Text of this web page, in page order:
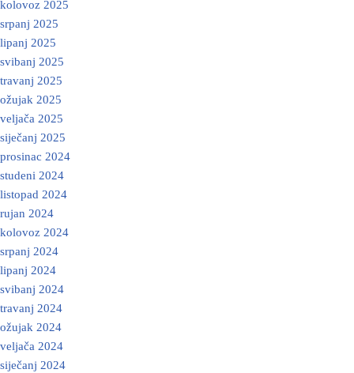
kolovoz 2025
srpanj 2025
lipanj 2025
svibanj 2025
travanj 2025
ožujak 2025
veljača 2025
siječanj 2025
prosinac 2024
studeni 2024
listopad 2024
rujan 2024
kolovoz 2024
srpanj 2024
lipanj 2024
svibanj 2024
travanj 2024
ožujak 2024
veljača 2024
siječanj 2024